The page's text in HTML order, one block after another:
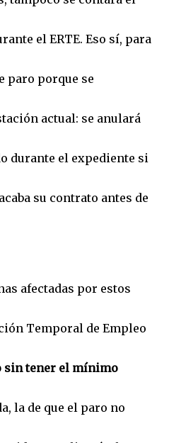
el ERTE. Eso sí, para
paro porque se
actual: se anulará
durante el expediente si
su contrato antes de
afectadas por estos
Temporal de Empleo
sin tener el mínimo
la de que el paro no